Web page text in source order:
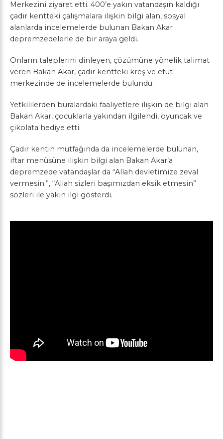
Merkezini ziyaret etti. 400’e yakın vatandaşın kaldığı
çadır kentteki çalışmalara ilişkin bilgi alan, sosyal
alanlarda incelemelerde bulunan Bakan Akar
depremzedelerle de bir araya geldi.
Onların taleplerini dinleyen, çözümüne yönelik talimat
veren Bakan Akar, çadır kentteki kreş ve etüt
merkezinde de incelemelerde bulundu.
Yetkililerden buralardaki faaliyetlere ilişkin de bilgi alan
Bakan Akar, çocuklarla yakından ilgilendi, oyuncak ve
çikolata hediye etti.
Çadır kentin mutfağında da incelemelerde bulunan,
iftar menüsüne ilişkin bilgi alan Bakan Akar’a
depremzede vatandaşlar da “Allah devletimize zeval
vermesin.”, “Allah sizleri başımızdan eksik etmesin”
sözleri ile yakın ilgi gösterdi.